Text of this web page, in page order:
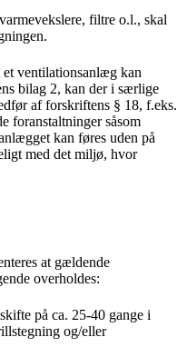
filtre o.l., skal
ventilationsanlæg kan
bilag 2, kan der i særlige
af forskriftens § 18, f.eks.
foranstaltninger såsom
kan føres uden på
med det miljø, hvor
at gældende
overholdes:
på ca. 25-40 gange i
og/eller